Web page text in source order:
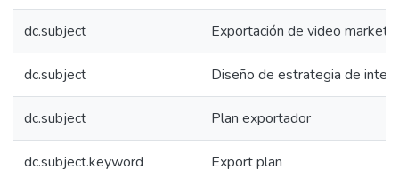
dc.subject Exportación de video
dc.subject Diseño de estrategia de
dc.subject Plan exportador
dc.subject.keyword Export plan